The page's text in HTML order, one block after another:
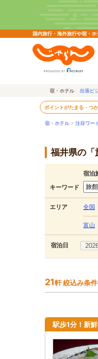
国内旅行・海外旅行や宿・
宿・ホテル 出張ビ
ポイントがたまる・つ
宿・ホテル > 注目ワー
福井県の「
宿泊
キーワード
エリア 全国
富山
宿泊日
21軒 絞込み条
駅歩1分！新